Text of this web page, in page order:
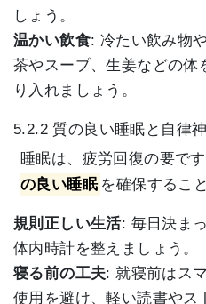
しょう。
温かい飲食: 冷たい飲み物
茶やスープ、生姜などの体
り入れましょう。
5.2.2 質の良い睡眠と自律
睡眠は、疲労回復の要です
の良い睡眠 を確保するこ
規則正しい生活: 毎日決ま
体内時計を整えましょう。
寝る前の工夫: 就寝前はス
使用を避け、軽い読書やス